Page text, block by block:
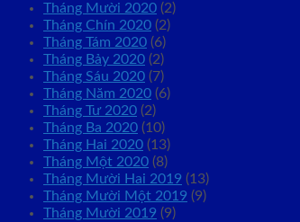
Tháng Mười 2020 (2)
Tháng Chín 2020 (2)
Tháng Tám 2020 (6)
Tháng Bảy 2020 (2)
Tháng Sáu 2020 (7)
Tháng Năm 2020 (6)
Tháng Tư 2020 (2)
Tháng Ba 2020 (10)
Tháng Hai 2020 (13)
Tháng Một 2020 (8)
Tháng Mười Hai 2019 (13)
Tháng Mười Một 2019 (9)
Tháng Mười 2019 (9)